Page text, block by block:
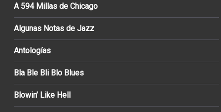
A 594 Millas de Chicago
Algunas Notas de Jazz
Antologías
Bla Ble Bli Blo Blues
Blowin’ Like Hell